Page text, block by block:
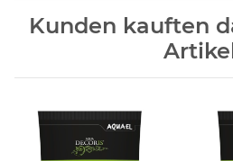
Kunden kauften